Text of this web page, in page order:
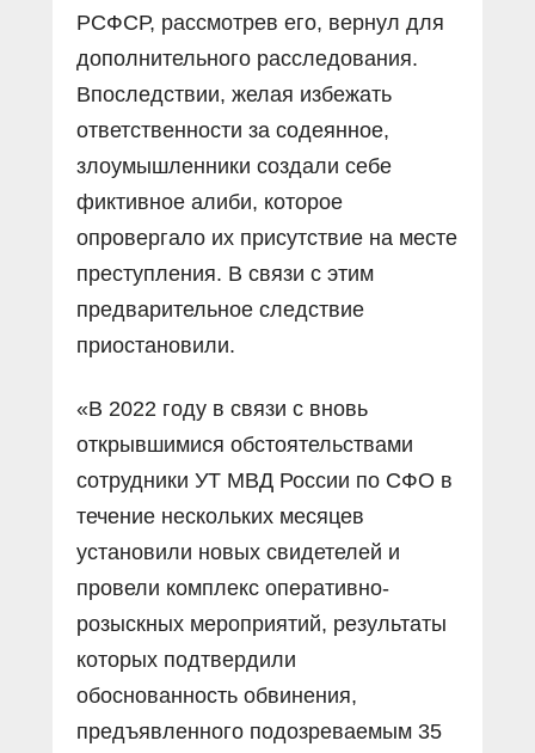
РСФСР, рассмотрев его, вернул для
дополнительного расследования.
Впоследствии, желая избежать
ответственности за содеянное,
злоумышленники создали себе
фиктивное алиби, которое
опровергало их присутствие на месте
преступления. В связи с этим
предварительное следствие
приостановили.
«В 2022 году в связи с вновь
открывшимися обстоятельствами
сотрудники УТ МВД России по СФО в
течение нескольких месяцев
установили новых свидетелей и
провели комплекс оперативно-
розыскных мероприятий, результаты
которых подтвердили
обоснованность обвинения,
предъявленного подозреваемым 35